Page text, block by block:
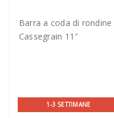
Barra a coda di
Cassegrain 11″
1-3 SETTIMANE